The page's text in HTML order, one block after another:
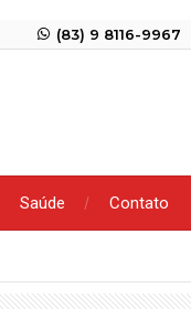
(83) 9 8116-9967
Saúde Contato